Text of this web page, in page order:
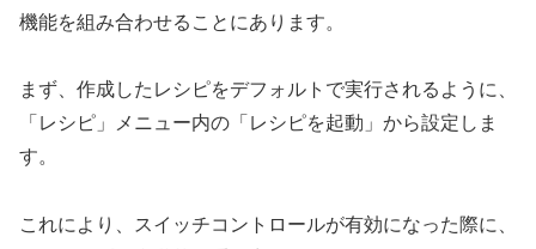
機能を組み合わせることにあります。
まず、作成したレシピをデフォルトで実行されるように、
「レシピ」メニュー内の「レシピを起動」から設定しま
す。
これにより、スイッチコントロールが有効になった際に、